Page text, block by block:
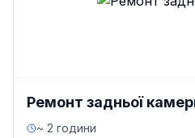
Ремонт задньої
~ 2 години